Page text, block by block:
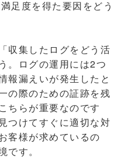
足度を得た要因をどう
収集したログをどう活
。ログの運用には2つ
報漏えいが発生したと
の際のための証跡を残
ちらが重要なのです
つけてすぐに適切な対
客様が求めているの
す。